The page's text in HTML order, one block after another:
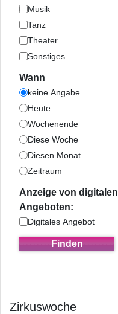
Musik
Tanz
Theater
Sonstiges
Wann
keine Angabe
Heute
Wochenende
Diese Woche
Diesen Monat
Zeitraum
Anzeige von digitalen
Angeboten:
Digitales Angebot
Zirkuswoche